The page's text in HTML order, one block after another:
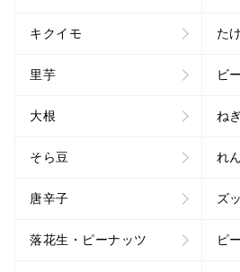
キクイモ た
里芋 ビ
大根 ね
そら豆 れ
唐辛子 ズ
落花生・ピーナッツ ピ